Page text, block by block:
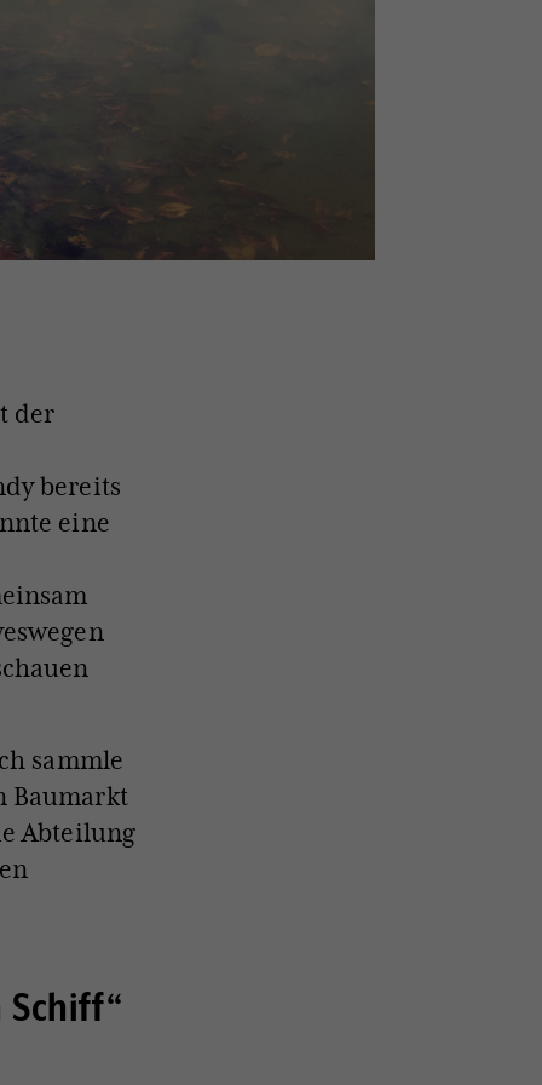
der
bereits
eine
sammle
Baumarkt
Abteilung